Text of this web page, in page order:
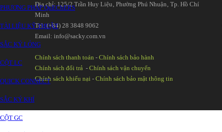
PHƯƠNG PHÁP QuEChERS
TÀI LIỆU KỸ THUẬT
SẮC KÝ LỎNG
CỘT LC
QUICK CONNECT
SẮC KÝ KHÍ
CỘT GC
Đia chỉ: 125/2 Trần Huy Liệu‚ Phường Phú Nhuận‚ Tp. Hồ Chí
Minh
Tel: (+84) 28 3848 9062
Email: info@sacky.com.vn
Chính sách thanh toán - Chính sách bảo hành
Chính sách đổi trả - Chính sách vận chuyển
Chính sách khiếu nại - Chính sách bảo mật thông tin